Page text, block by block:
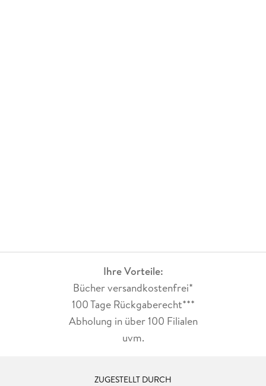
Ihre Vorteile:
Bücher versandkostenfrei*
100 Tage Rückgaberecht***
Abholung in über 100 Filialen
uvm.
ZUGESTELLT DURCH